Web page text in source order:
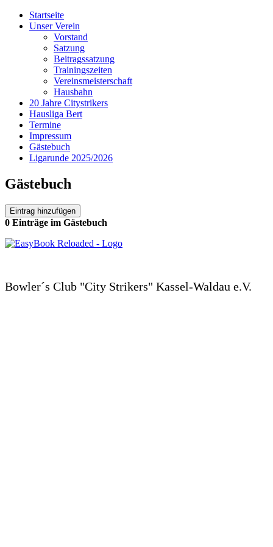
Startseite
Unser Verein
Vorstand
Satzung
Beitragssatzung
Trainingszeiten
Vereinsmeisterschaft
Hausbahn
20 Jahre Citystrikers
Hausliga Bert
Termine
Impressum
Gästebuch
Ligarunde 2025/2026
Gästebuch
Eintrag hinzufügen
0 Einträge im Gästebuch
Bowler´s Club "City Strikers" Kassel-Waldau e.V.